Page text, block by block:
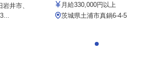
井市、
月給330,000円以上
茨城県土浦市真鍋6-4-5